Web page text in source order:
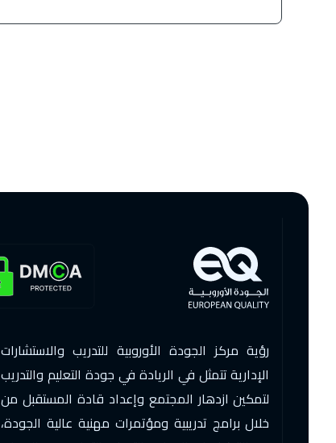
رؤية مركز الجودة الأوروبية للتدريب والاستشارات
الإدارية تتمثل في الريادة في جودة التعليم والتدريب
لتمكين ازدهار المجتمع وإعداد قادة المستقبل من
خلال برامج تدريبية ومؤتمرات مهنية عالية الجودة،